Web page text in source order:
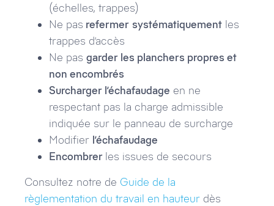
(échelles, trappes)
Ne pas refermer systématiquement les
trappes d’accès
Ne pas garder les planchers propres et
non encombrés
Surcharger l’échafaudage en ne
respectant pas la charge admissible
indiquée sur le panneau de surcharge
Modifier l’échafaudage
Encombrer les issues de secours
Consultez notre de Guide de la
règlementation du travail en hauteur dès